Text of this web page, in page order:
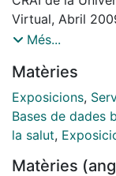
Virtual, Abril
Material elaborat
Més...
Matèries
Exposicions,
Bases de dades
la salut,
Matèries